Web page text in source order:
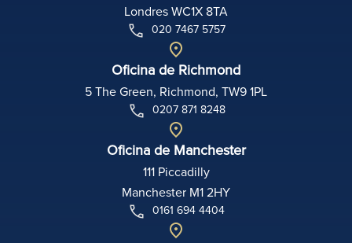
Londres WC1X 8TA
020 7467 5757
Oficina de Richmond
5 The Green, Richmond, TW9 1PL
0207 871 8248
Oficina de Manchester
111 Piccadilly
Manchester M1 2HY
0161 694 4404